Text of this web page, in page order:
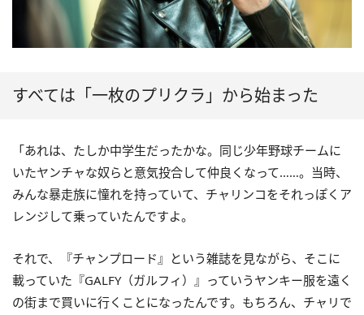
すべては「一枚のプリクラ」から始まった
「あれは、たしか中学生だったかな。同じ少年野球チームに
いたヤンチャな奴らと意気投合して仲良くなって……。当時、
みんな暴走族に憧れを持っていて、チャリンコをそれっぽくア
レンジして乗っていたんですよ。
それで、『チャンプロード』という雑誌を見ながら、そこに
載っていた『GALFY（ガルフィ）』っていうヤンキー服を遠く
の街まで買いに行くことになったんです。もちろん、チャリで